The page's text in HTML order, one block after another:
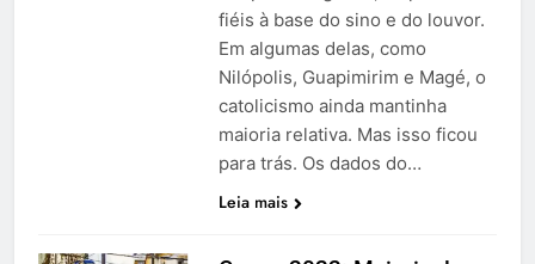
fiéis à base do sino e do louvor.
Em algumas delas, como
Nilópolis, Guapimirim e Magé, o
catolicismo ainda mantinha
maioria relativa. Mas isso ficou
para trás. Os dados do…
Leia mais